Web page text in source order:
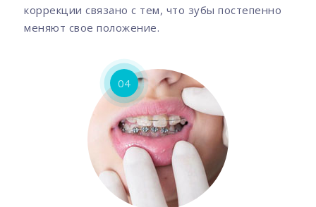
коррекции связано с тем, что зубы постепенно
меняют свое положение.
04